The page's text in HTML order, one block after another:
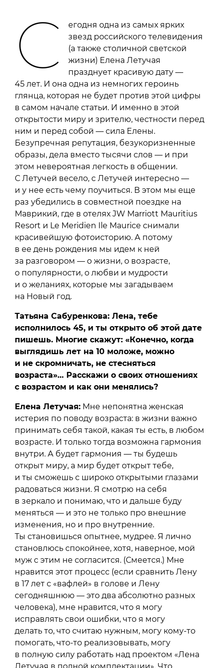
С
егодня одна из самых ярких
звезд российского телевидения
(а также столичной светской
жизни) Елена Летучая
празднует красивую дату —
45 лет. И она одна из немногих героинь
глянца, которая не будет против этой цифры
в самом начале статьи. И именно в этой
открытости миру и зрителю, честности перед
ним и перед собой — сила Елены.
Безупречная репутация, безукоризненные
образы, дела вместо тысячи слов — и при
этом невероятная легкость в общении.
С Летучей весело, с Летучей интересно —
и у нее есть чему поучиться. В этом мы еще
раз убедились в совместной поездке на
Маврикий, где в отелях JW Marriott Mauritius
Resort и Le Meridien Ile Maurice снимали
красивейшую фотоисторию. А потому
в ее день рождения мы идем к ней
за разговором — о жизни, о возрасте,
о популярности, о любви и мудрости
и о желаниях, которые мы загадываем
на Новый год.
Татьяна Сабуренкова: Лена, тебе
исполнилось 45, и ты открыто об этой дате
пишешь. Многие скажут: «Конечно, когда
выглядишь лет на 10 моложе, можно
и не скромничать, не стесняться
возраста»… Расскажи о своих отношениях
с возрастом и как они менялись?
Елена Летучая: Мне непонятна женская
истерия по поводу возраста: в жизни важно
принимать себя такой, какая ты есть, в любом
возрасте. И только тогда возможна гармония
внутри. А будет гармония — ты будешь
открыт миру, а мир будет открыт тебе,
и ты сможешь с широко открытыми глазами
радоваться жизни. Я смотрю на себя
в зеркало и понимаю, что и дальше буду
меняться — и это не только про внешние
изменения, но и про внутренние.
Ты становишься опытнее, мудрее. Я лично
становлюсь спокойнее, хотя, наверное, мой
муж с этим не согласится. (Смеется.) Мне
нравится этот процесс (если сравнить Лену
в 17 лет с «вафлей» в голове и Лену
сегодняшнюю — это два абсолютно разных
человека), мне нравится, что я могу
исправлять свои ошибки, что я могу
делать то, что считаю нужным, могу кому-то
помогать, что-то реализовывать, могу
в полную силу работать над проектом «Лена